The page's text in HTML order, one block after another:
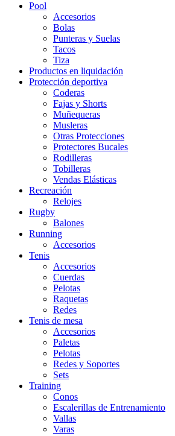
Pool
Accesorios
Bolas
Punteras y Suelas
Tacos
Tiza
Productos en liquidación
Protección deportiva
Coderas
Fajas y Shorts
Muñequeras
Musleras
Otras Protecciones
Protectores Bucales
Rodilleras
Tobilleras
Vendas Elásticas
Recreación
Relojes
Rugby
Balones
Running
Accesorios
Tenis
Accesorios
Cuerdas
Pelotas
Raquetas
Redes
Tenis de mesa
Accesorios
Paletas
Pelotas
Redes y Soportes
Sets
Training
Conos
Escalerillas de Entrenamiento
Vallas
Varas